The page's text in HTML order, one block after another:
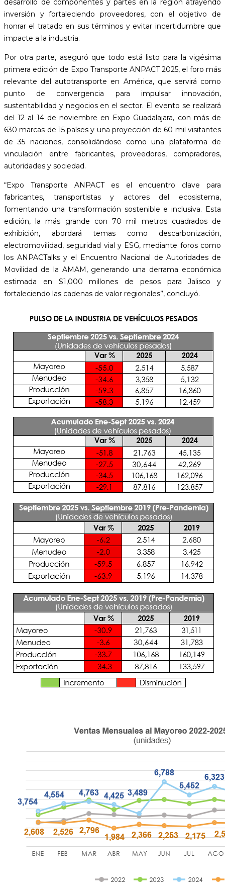
desarrollo de componentes y partes en la región atrayendo
inversión y fortaleciendo proveedores, con el objetivo de
honrar el tratado en sus términos y evitar incertidumbre que
impacte a la industria.
Por otra parte, aseguró que todo está listo para la vigésima
primera edición de Expo Transporte ANPACT 2025, el foro más
relevante del autotransporte en América, que servirá como
punto de convergencia para impulsar innovación,
sustentabilidad y negocios en el sector. El evento se realizará
del 12 al 14 de noviembre en Expo Guadalajara, con más de
630 marcas de 15 países y una proyección de 60 mil visitantes
de 35 naciones, consolidándose como una plataforma de
vinculación entre fabricantes, proveedores, compradores,
autoridades y sociedad.
“Expo Transporte ANPACT es el encuentro clave para
fabricantes, transportistas y actores del ecosistema,
fomentando una transformación sostenible e inclusiva. Esta
edición, la más grande con 70 mil metros cuadrados de
exhibición, abordará temas como descarbonización,
electromovilidad, seguridad vial y ESG, mediante foros como
los ANPACTalks y el Encuentro Nacional de Autoridades de
Movilidad de la AMAM, generando una derrama económica
estimada en $1,000 millones de pesos para Jalisco y
fortaleciendo las cadenas de valor regionales”, concluyó.